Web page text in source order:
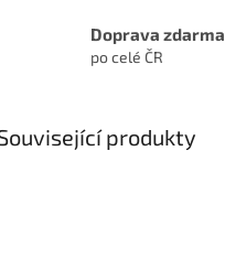
Doprava zdarma
po celé ČR
produkty